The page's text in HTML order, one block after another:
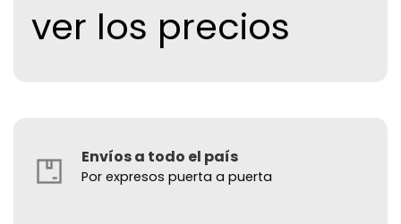
ver los precios
Envíos a todo el país
Por expresos puerta a puerta